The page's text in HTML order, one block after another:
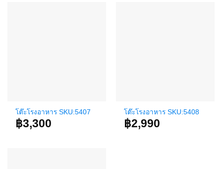
โต๊ะโรงอาหาร SKU:5407
฿3,300
โต๊ะโรงอาหาร SKU:5408
฿2,990